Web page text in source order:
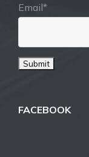
Email*
FACEBOOK